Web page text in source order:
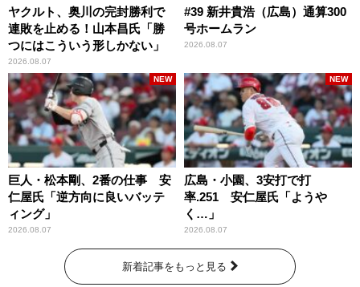
ヤクルト、奥川の完封勝利で
連敗を止める！山本昌氏「勝
つにはこういう形しかない」
2026.08.07
#39 新井貴浩（広島）通算300
号ホームラン
2026.08.07
巨人・松本剛、2番の仕事 安
仁屋氏「逆方向に良いバッテ
ィング」
2026.08.07
NEW
広島・小園、3安打で打
率.251 安仁屋氏「ようや
く…」
2026.08.07
NEW
新着記事をもっと見る